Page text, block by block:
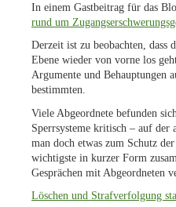
In einem Gastbeitrag für das
rund um
Derzeit ist zu beobachten,
Ebene wieder von vorne los
Argumente und Behauptungen
bestimmten.
Viele Abgeordnete befunden
Sperrsysteme kritisch – auf der
man doch etwas zum Schutz
wichtigste in kurzer Form
Gesprächen mit Abgeordneten
Löschen und Strafverfolgung